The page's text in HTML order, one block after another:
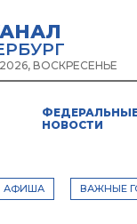
ВОСКРЕСЕНЬЕ
НОВОСТИ
АФИША ВАЖНЫЕ